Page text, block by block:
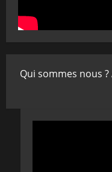
Qui sommes nous ?